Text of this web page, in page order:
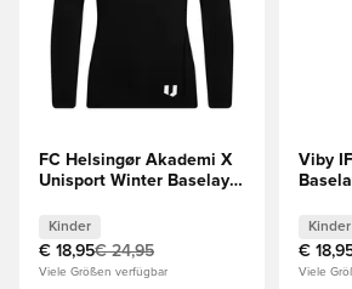
FC Helsingør Akademi X
Unisport Winter Baselayer
Kinder
€ 18,95€ 24,95
Viele Größen verfügbar
Viby
Kinder
€
Viele